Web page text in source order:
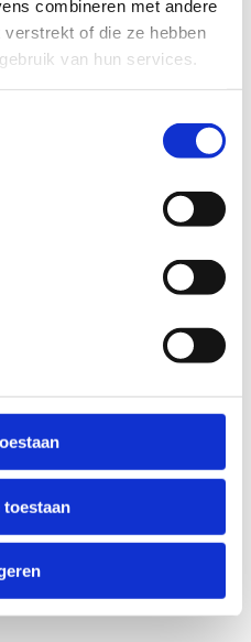
combineren met andere
of die ze hebben
van hun services.
toestaan